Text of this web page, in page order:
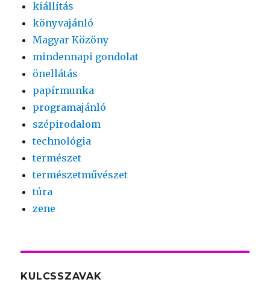
kiállítás
könyvajánló
Magyar Közöny
mindennapi gondolat
önellátás
papírmunka
programajánló
szépirodalom
technológia
természet
természetművészet
túra
zene
KULCSSZAVAK